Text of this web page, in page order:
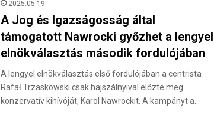
2025.05.19.
A Jog és Igazságosság által
támogatott Nawrocki győzhet a lengyel
elnökválasztás második fordulójában
A lengyel elnökválasztás első fordulójában a centrista
Rafał Trzaskowski csak hajszálnyival előzte meg
konzervatív kihívóját, Karol Nawrockit. A kampányt a…